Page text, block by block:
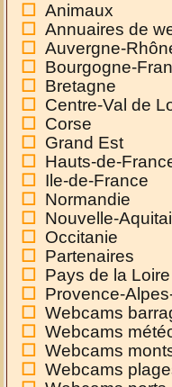
Animaux
Annuaires de
Auvergne-
Bourgogne-
Bretagne
Centre-Val de
Corse
Grand Est
Hauts-de-
Ile-de-France
Normandie
Nouvelle-
Occitanie
Partenaires
Pays de la Loire
Provence-
Webcams
Webcams
Webcams
Webcams